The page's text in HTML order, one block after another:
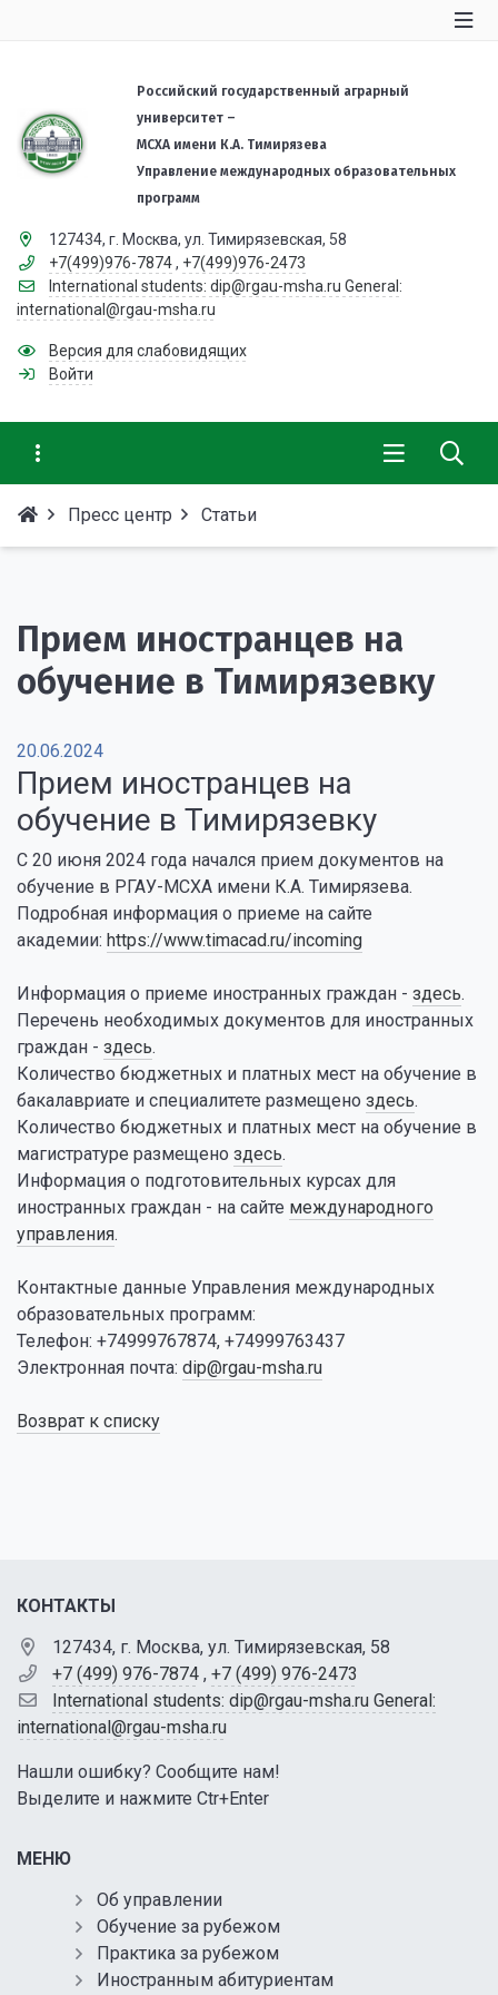
Российский государственный аграрный
университет –
МСХА имени К.А. Тимирязева
Управление международных образовательных
программ
127434, г. Москва, ул. Тимирязевская, 58
+7(499)976-7874 , +7(499)976-2473
International students: dip@rgau-msha.ru General:
international@rgau-msha.ru
Версия для слабовидящих
Войти
Пресс центр Статьи
Прием иностранцев на
обучение в Тимирязевку
20.06.2024
Прием иностранцев на
обучение в Тимирязевку
С 20 июня 2024 года начался прием документов на
обучение в РГАУ-МСХА имени К.А. Тимирязева.
Подробная информация о приеме на сайте
академии: https://www.timacad.ru/incoming
Информация о приеме иностранных граждан - здесь.
Перечень необходимых документов для иностранных
граждан - здесь.
Количество бюджетных и платных мест на обучение в
бакалавриате и специалитете размещено здесь.
Количество бюджетных и платных мест на обучение в
магистратуре размещено здесь.
Информация о подготовительных курсах для
иностранных граждан - на сайте международного
управления.
Контактные данные Управления международных
образовательных программ:
Телефон: +74999767874, +74999763437
Электронная почта: dip@rgau-msha.ru
Возврат к списку
КОНТАКТЫ
127434, г. Москва, ул. Тимирязевская, 58
+7 (499) 976-7874 , +7 (499) 976-2473
International students: dip@rgau-msha.ru General:
international@rgau-msha.ru
Нашли ошибку? Сообщите нам!
Выделите и нажмите Ctr+Enter
МЕНЮ
Об управлении
Обучение за рубежом
Практика за рубежом
Иностранным абитуриентам